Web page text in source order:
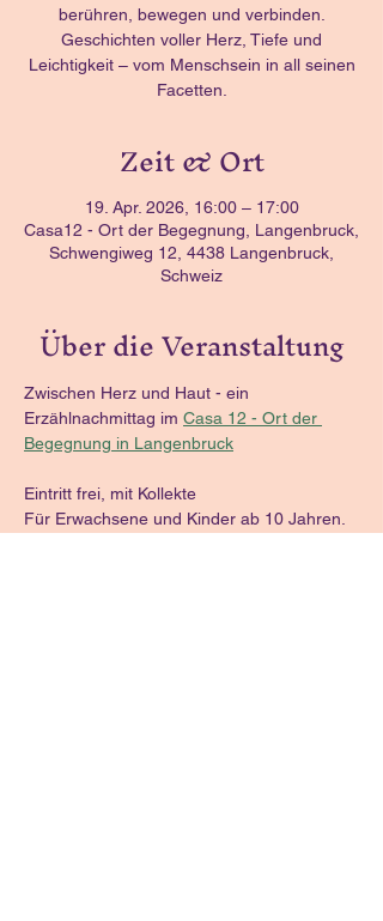
berühren, bewegen und verbinden.
Geschichten voller Herz, Tiefe und
Leichtigkeit – vom Menschsein in all seinen
Facetten.
Zeit & Ort
19. Apr. 2026, 16:00 – 17:00
Casa12 - Ort der Begegnung, Langenbruck,
Schwengiweg 12, 4438 Langenbruck,
Schweiz
Über die Veranstaltung
Zwischen Herz und Haut - ein
Erzählnachmittag im Casa 12 - Ort der
Begegnung in Langenbruck
Eintritt frei, mit Kollekte
Für Erwachsene und Kinder ab 10 Jahren.